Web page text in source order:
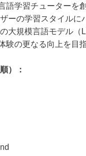
語学習チューター
ーの学習スタイルに
大規模言語モデル（
験の更なる向上を目
）：